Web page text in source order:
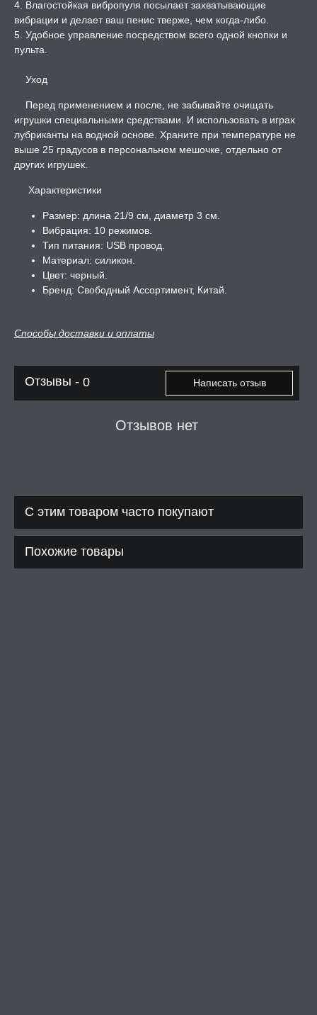
4. Влагостойкая вибропуля посылает захватывающие
вибрации и делает ваш пенис тверже, чем когда-либо.
5. Удобное управление посредством всего одной кнопки и
пульта.
Уход
Перед применением и после, не забывайте очищать
игрушки специальными средствами. И использовать в играх
лубриканты на водной основе. Храните при температуре не
выше 25 градусов в персональном мешочке, отдельно от
других игрушек.
Характеристики
Размер: длина 21/9 см, диаметр 3 см.
Вибрация: 10 режимов.
Тип питания: USB провод.
Материал: силикон.
Цвет: черный.
Бренд: Свободный Ассортимент, Китай.
Способы доставки и оплаты
Отзывы - 0 Написать отзыв
Отзывов нет
С этим товаром часто покупают
Похожие товары